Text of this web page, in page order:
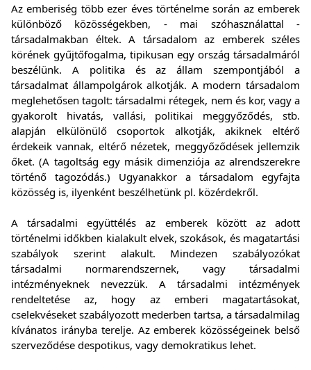
Az emberiség több ezer éves történelme során az emberek
különböző közösségekben, - mai szóhasználattal -
társadalmakban éltek. A társadalom az emberek széles
körének gyűjtőfogalma, tipikusan egy ország társadalmáról
beszélünk. A politika és az állam szempontjából a
társadalmat állampolgárok alkotják. A modern társadalom
meglehetősen tagolt: társadalmi rétegek, nem és kor, vagy a
gyakorolt hivatás, vallási, politikai meggyőződés, stb.
alapján elkülönülő csoportok alkotják, akiknek eltérő
érdekeik vannak, eltérő nézetek, meggyőződések jellemzik
őket. (A tagoltság egy másik dimenziója az alrendszerekre
történő tagozódás.) Ugyanakkor a társadalom egyfajta
közösség is, ilyenként beszélhetünk pl. közérdekről.
A társadalmi együttélés az emberek között az adott
történelmi időkben kialakult elvek, szokások, és magatartási
szabályok szerint alakult. Mindezen szabályozókat
társadalmi normarendszernek, vagy társadalmi
intézményeknek nevezzük. A társadalmi intézmények
rendeltetése az, hogy az emberi magatartásokat,
cselekvéseket szabályozott mederben tartsa, a társadalmilag
kívánatos irányba terelje. Az emberek közösségeinek belső
szerveződése despotikus, vagy demokratikus lehet.